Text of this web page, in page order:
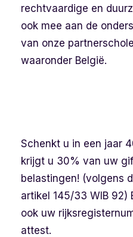
rechtvaardige en
ook mee aan de
van onze
waaronder België.
Schenkt u in een jaar
krijgt u 30% van uw
belastingen! (volgens
artikel 145/33 WIB 92)
ook uw
attest.